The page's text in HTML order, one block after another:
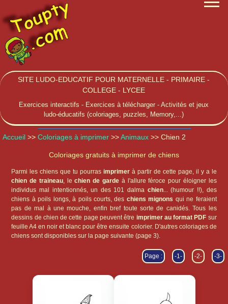
SITE LUDO-EDUCATIF POUR MATERNELLE - PRIMAIRE -
COLLEGE - LYCEE
Exercices interactifs - Exercices à télécharger - Activités et jeux
ludo-éducatifs (coloriages, puzzles, Memory,...)
Accueil >> Coloriages à imprimer >>Animaux >> Chien 2
Coloriages gratuits à imprimer de chiens
Parmi les chiens que tu pourrasimprimer à partir de cette page, il y a le
chien de traineau, lechien de gardeà l'allure féroce pour éloigner les
individus mal intentionnés, un des 101 dalma chien... (humour !!), des
chiens à poils longs, à poils courts, des chiens mignons qui ne feraient
pas de mal à une mouche, enfin bref toute sorte de canidés. Tous les
dessins de chien de cette page peuvent être imprimer au format PDF sur
feuille A4 en noir et blanc pour être ensuite colorier. D'autres coloriages de
chiens sont disponibles sur la page suivante (page 3).
-3-
-2-
-1-
Page :